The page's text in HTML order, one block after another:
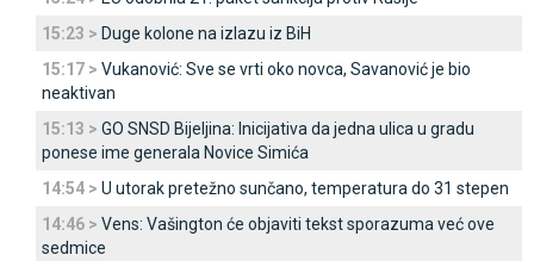
15:23 > Duge kolone na izlazu iz BiH
15:17 > Vukanović: Sve se vrti oko novca, Savanović je bio
neaktivan
15:13 > GO SNSD Bijeljina: Inicijativa da jedna ulica u gradu
ponese ime generala Novice Simića
14:54 > U utorak pretežno sunčano, temperatura do 31 stepen
14:46 > Vens: Vašington će objaviti tekst sporazuma već ove
sedmice